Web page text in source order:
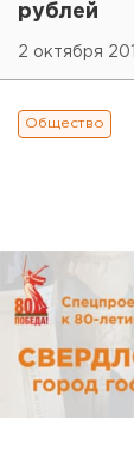
рублей
2 октября
Общество